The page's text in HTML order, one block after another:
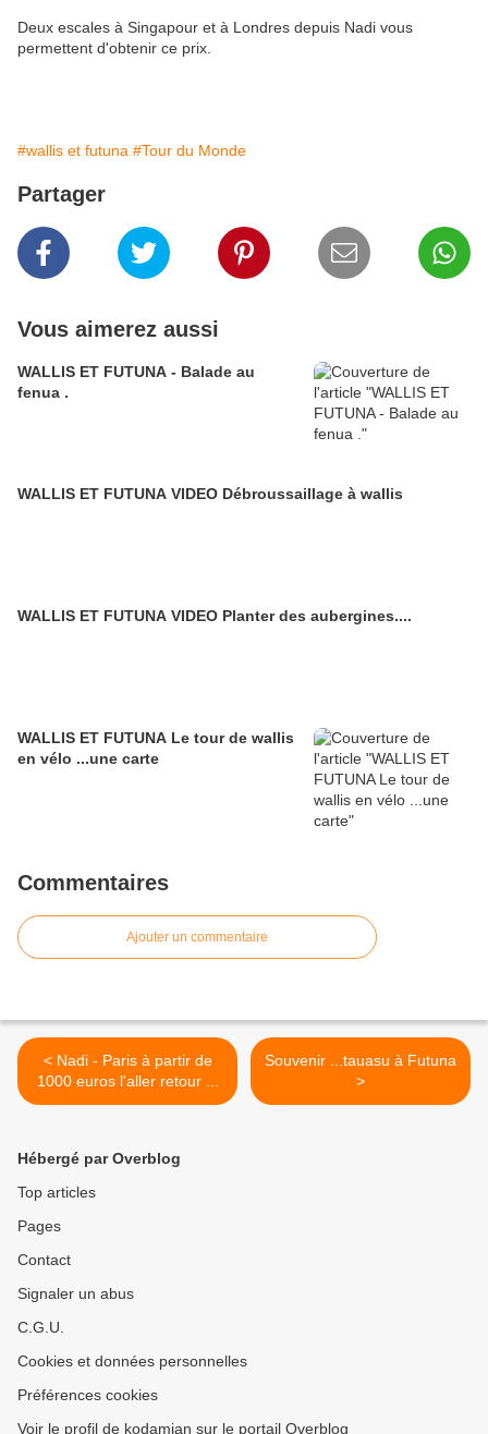
Deux escales à Singapour et à Londres depuis Nadi vous
permettent d'obtenir ce prix.
#wallis et futuna #Tour du Monde
Partager
Vous aimerez aussi
WALLIS ET FUTUNA - Balade au
fenua .
WALLIS ET FUTUNA VIDEO Débroussaillage à wallis
WALLIS ET FUTUNA VIDEO Planter des aubergines....
WALLIS ET FUTUNA Le tour de wallis
en vélo ...une carte
Commentaires
Ajouter un commentaire
< Nadi - Paris à partir de
1000 euros l'aller retour ...
Souvenir ...tauasu à Futuna
>
Hébergé par Overblog
Top articles
Pages
Contact
Signaler un abus
C.G.U.
Cookies et données personnelles
Préférences cookies
Voir le profil de kodamian sur le portail Overblog